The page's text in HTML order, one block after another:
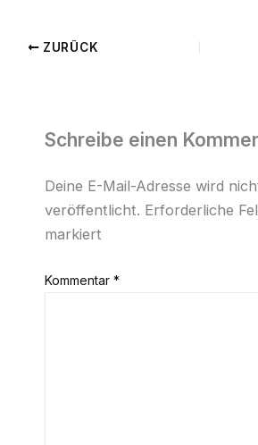
ZURÜCK
Schreibe einen
Deine E-Mail-Adresse wird
veröffentlicht. Erforderliche
markiert
Kommentar *